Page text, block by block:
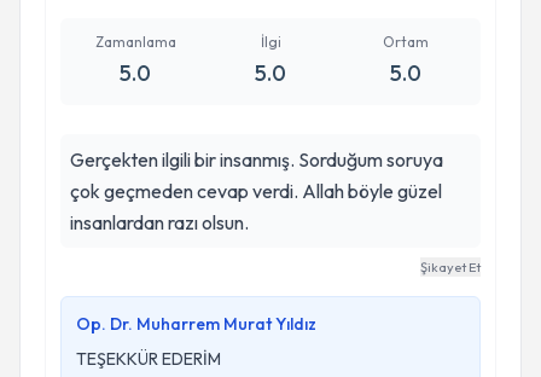
Zamanlama
5.0
İlgi
5.0
Ortam
5.0
Gerçekten ilgili bir insanmış. Sorduğum soruya
çok geçmeden cevap verdi. Allah böyle güzel
insanlardan razı olsun.
Şikayet Et
Op. Dr. Muharrem Murat Yıldız
TEŞEKKÜR EDERİM